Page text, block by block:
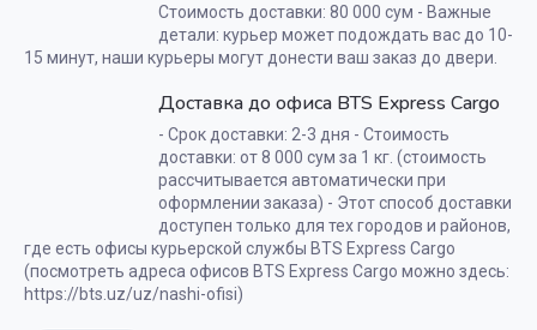
Стоимость доставки: 80 000 сум - Важные
детали: курьер может подождать вас до 10-
15 минут, наши курьеры могут донести ваш заказ до двери.
Доставка до офиса BTS Express Cargo
- Срок доставки: 2-3 дня - Стоимость
доставки: от 8 000 сум за 1 кг. (стоимость
рассчитывается автоматически при
оформлении заказа) - Этот способ доставки
доступен только для тех городов и районов,
где есть офисы курьерской службы BTS Express Cargo
(посмотреть адреса офисов BTS Express Cargo можно здесь:
https://bts.uz/uz/nashi-ofisi)